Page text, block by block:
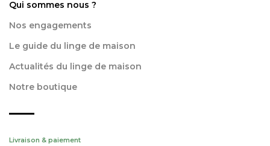
Qui sommes nous ?
Nos engagements
Le guide du linge de maison
Actualités du linge de maison
Notre boutique
Livraison & paiement